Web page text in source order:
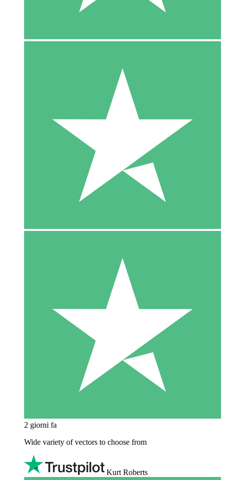
2 giorni fa
Wide variety of vectors to choose from
Kurt Roberts